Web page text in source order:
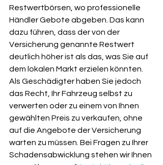
Restwertbörsen, wo professionelle
Händler Gebote abgeben. Das kann
dazu führen, dass der von der
Versicherung genannte Restwert
deutlich höher ist als das, was Sie auf
dem lokalen Markt erzielen könnten.
Als Geschädigter haben Sie jedoch
das Recht, Ihr Fahrzeug selbst zu
verwerten oder zu einem von Ihnen
gewählten Preis zu verkaufen, ohne
auf die Angebote der Versicherung
warten zu müssen. Bei Fragen zu Ihrer
Schadensabwicklung stehen wir Ihnen